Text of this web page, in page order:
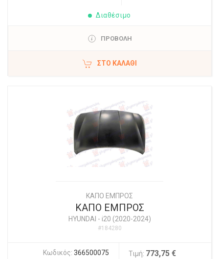
Διαθέσιμο
ΠΡΟΒΟΛΗ
ΣΤΟ ΚΑΛΆΘΙ
ΚΑΠΟ ΕΜΠΡΟΣ
ΚΑΠΟ ΕΜΠΡΟΣ
HYUNDAI - i20 (2020-2024)
#184280
Κωδικός: 366500075 Τιμή: 773,75 €